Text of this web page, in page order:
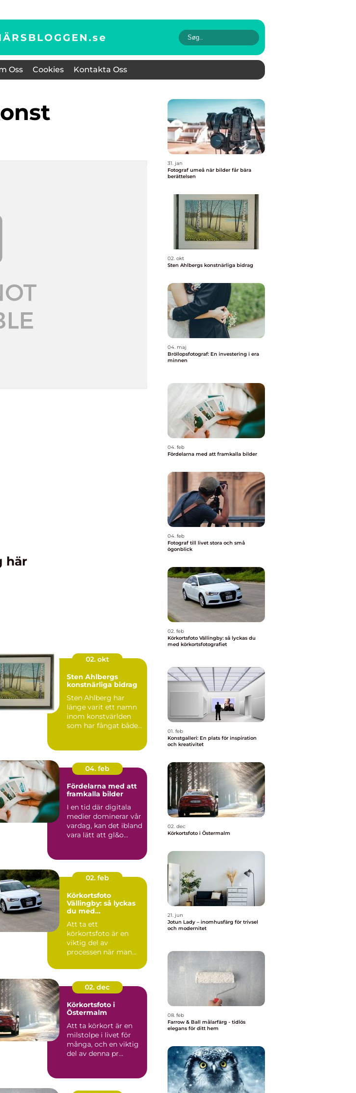
se
Oss Cookies Kontakta Oss
här
02. okt
Sten Ahlbergs
konstnärliga bidrag
Sten Ahlberg har
länge varit ett namn
inom konstvärlden
som har fångat både
04. feb
Fördelarna med att
framkalla bilder
I en tid där digitala
medier dominerar vår
vardag, kan det ibland
vara lätt att gl&o...
02. feb
Körkortsfoto
Vällingby: så lyckas
du med
Att ta ett
körkortsfoto är en
viktig del av
processen när man
k&o...
02. dec
Körkortsfoto i
Östermalm
Att ta körkort är en
milstolpe i livet för
många, och en viktig
del av denna pr...
31. jan
Fotograf umeå när bilder får bära
berättelsen
02. okt
Sten Ahlbergs konstnärliga bidrag
04. maj
Bröllopsfotograf: En investering i era
minnen
04. feb
Fördelarna med att framkalla bilder
04. feb
Fotograf till livet stora och små
ögonblick
02. feb
Körkortsfoto Vällingby: så lyckas du
med körkortsfotografiet
01. feb
Konstgalleri: En plats för inspiration
och kreativitet
02. dec
Körkortsfoto i Östermalm
21. jun
Jotun Lady – inomhusfärg för trivsel
och modernitet
08. feb
Farrow & Ball målarfärg - tidlös
elegans för ditt hem